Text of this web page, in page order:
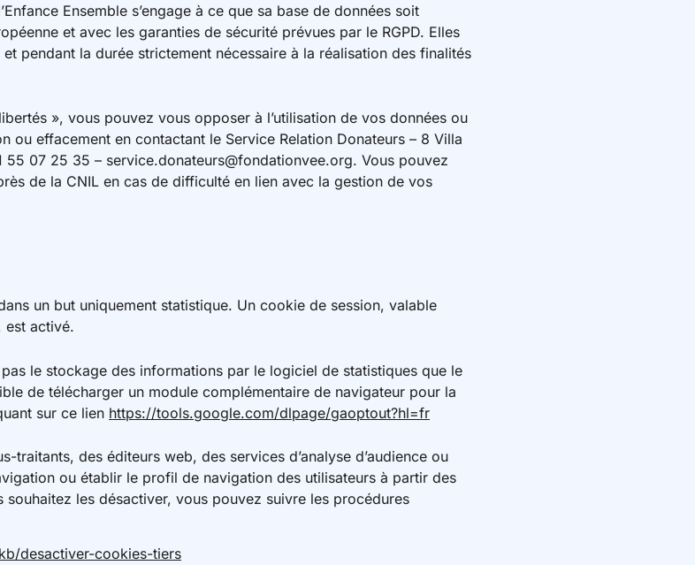
Ensemble s’engage à ce que sa base de données soit
et avec les garanties de sécurité prévues par le RGPD. Elles
pendant la durée strictement nécessaire à la réalisation des finalités
», vous pouvez vous opposer à l’utilisation de vos données ou
effacement en contactant le Service Relation Donateurs – 8 Villa
55 07 25 35 – service.donateurs@fondationvee.org. Vous pouvez
de la CNIL en cas de difficulté en lien avec la gestion de vos
un but uniquement statistique. Un cookie de session, valable
est activé.
le stockage des informations par le logiciel de statistiques que le
de télécharger un module complémentaire de navigateur pour la
sur ce lien https://tools.google.com/dlpage/gaoptout?hl=fr
traitants, des éditeurs web, des services d’analyse d’audience ou
ou établir le profil de navigation des utilisateurs à partir des
souhaitez les désactiver, vous pouvez suivre les procédures
desactiver-cookies-tiers